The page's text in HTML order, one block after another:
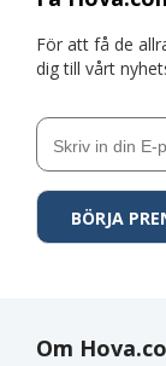
För att få de
dig till vårt
Om